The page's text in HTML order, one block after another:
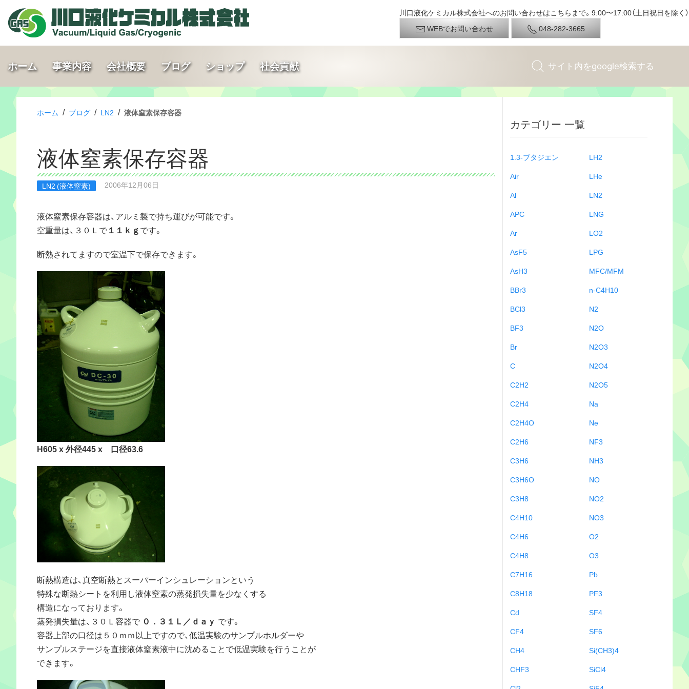
川口液化ケミカル株式会社へのお問い合わせはこちらまで。9:00〜17:00（土日祝日を除く）
WEBでお問い合わせ
048-282-3665
ホーム 事業内容 会社概要 ブログ ショップ 社会貢献
ホーム / ブログ / LN2 / 液体窒素保存容器
液体窒素保存容器
LN2 (液体窒素) 2006年12月06日
液体窒素保存容器は、アルミ製で持ち運びが可能です。
空重量は、３０Ｌで１１ｋｇです。
断熱されてますので室温下で保存できます。
H605 x 外径445 x 口径63.6
断熱構造は、真空断熱とスーパーインシュレーションという
特殊な断熱シートを利用し液体窒素の蒸発損失量を少なくする
構造になっております。
蒸発損失量は、３０Ｌ容器で ０．３１Ｌ／ｄａｙ です。
容器上部の口径は５０ｍｍ以上ですので、低温実験のサンプルホルダーや
サンプルステージを直接液体窒素液中に沈めることで低温実験を行うことが
できます。
カテゴリー 一覧
1.3-ブタジエン
Air
Al
APC
Ar
AsF5
AsH3
BBr3
BCl3
BF3
Br
C
C2H2
C2H4
C2H4O
C2H6
C3H6
C3H6O
C3H8
C4H10
C4H6
C4H8
C7H16
C8H18
Cd
CF4
CH4
CHF3
LH2
LHe
LN2
LNG
LO2
LPG
MFC/MFM
n-C4H10
N2
N2O
N2O3
N2O4
N2O5
Na
Ne
NF3
NH3
NO
NO2
NO3
O2
O3
Pb
PF3
SF4
SF6
Si(CH3)4
SiCl4